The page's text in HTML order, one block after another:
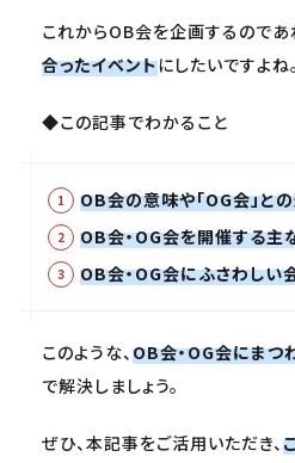
これからOB会を企画するのであ
合ったイベントにしたいですよね。
◆この記事でわかること
OB会の意味や「OG会」と
OB会・OG会を開催する主
OB会・OG会にふさわしい
このような、OB会・OG会にまつ
で解決しましょう。
ぜひ、本記事をご活用いただき、